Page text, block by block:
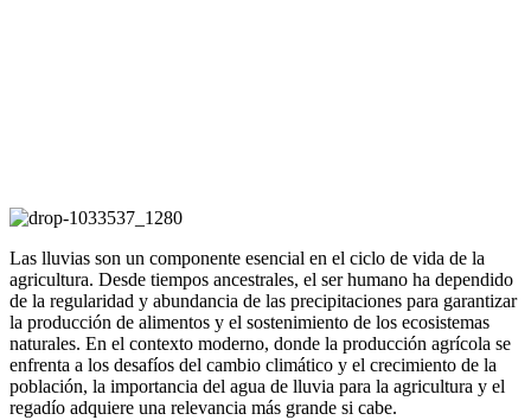
Las lluvias son un componente esencial en el ciclo de vida de la
agricultura. Desde tiempos ancestrales, el ser humano ha dependido
de la regularidad y abundancia de las precipitaciones para garantizar
la producción de alimentos y el sostenimiento de los ecosistemas
naturales. En el contexto moderno, donde la producción agrícola se
enfrenta a los desafíos del cambio climático y el crecimiento de la
población, la importancia del agua de lluvia para la agricultura y el
regadío adquiere una relevancia más grande si cabe.